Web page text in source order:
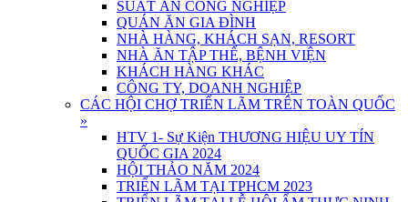
SUẤT ĂN CÔNG NGHIỆP
QUÁN ĂN GIA ĐÌNH
NHÀ HÀNG, KHÁCH SẠN, RESORT
NHÀ ĂN TẬP THỂ, BỆNH VIỆN
KHÁCH HÀNG KHÁC
CÔNG TY, DOANH NGHIỆP
CÁC HỘI CHỢ TRIỂN LÃM TRÊN TOÀN QUỐC
»
HTV 1- Sự Kiện THƯƠNG HIỆU UY TÍN
QUỐC GIA 2024
HỘI THẢO NĂM 2024
TRIỂN LÃM TẠI TPHCM 2023